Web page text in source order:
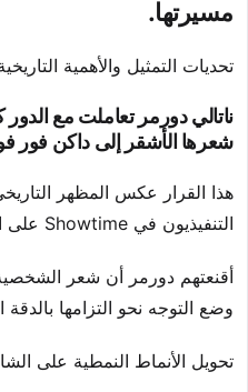
مسيرتها.
تحديات التمثيل والأهمية
ناتالي دورمر تعاملت مع
شعرها الأشقر إلى داكن فور
هذا القرار عكس المظهر
التنفيذيون في Showtime على التغيير.
أقنعتهم دورمر أن شعر الشخصية
وضع التوجه نحو التزامها
تحويل الأنماط النمطية على